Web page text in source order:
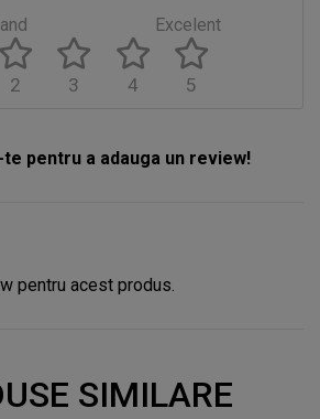
Excelent
5
4
3
2
pentru a adauga un review!
pentru acest produs.
SIMILARE